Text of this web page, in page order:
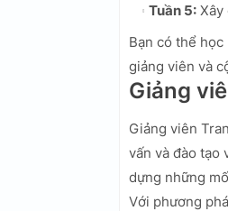
Tuần 5: Xây
Bạn có thể
giảng viên và
Giảng
Giảng viên
vấn và đào tạo
dựng những
Với phương